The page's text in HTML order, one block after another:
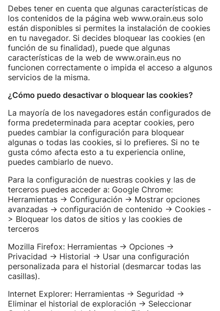
Debes tener en cuenta que algunas características de
los contenidos de la página web www.orain.eus solo
están disponibles si permites la instalación de cookies
en tu navegador. Si decides bloquear las cookies (en
función de su finalidad), puede que algunas
características de la web de www.orain.eus no
funcionen correctamente o impida el acceso a algunos
servicios de la misma.
¿Cómo puedo desactivar o bloquear las cookies?
La mayoría de los navegadores están configurados de
forma predeterminada para aceptar cookies, pero
puedes cambiar la configuración para bloquear
algunas o todas las cookies, si lo prefieres. Si no te
gusta cómo afecta esto a tu experiencia online,
puedes cambiarlo de nuevo.
Para la configuración de nuestras cookies y las de
terceros puedes acceder a: Google Chrome:
Herramientas -> Configuración -> Mostrar opciones
avanzadas -> configuración de contenido -> Cookies -
> Bloquear los datos de sitios y las cookies de
terceros
Mozilla Firefox: Herramientas -> Opciones ->
Privacidad -> Historial -> Usar una configuración
personalizada para el historial (desmarcar todas las
casillas).
Internet Explorer: Herramientas -> Seguridad ->
Eliminar el historial de exploración -> Seleccionar